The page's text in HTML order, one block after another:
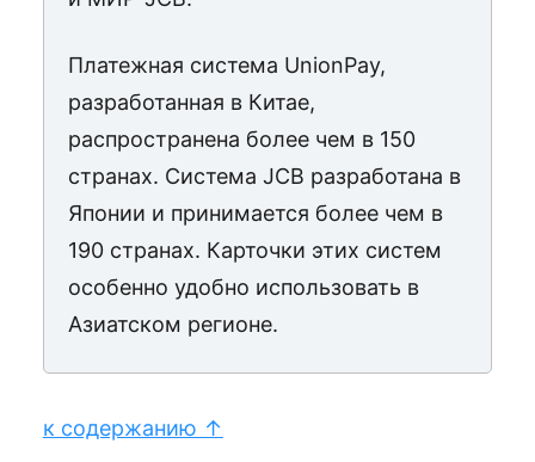
Платежная система UnionPay,
разработанная в Китае,
распространена более чем в 150
странах. Система JCB разработана в
Японии и принимается более чем в
190 странах. Карточки этих систем
особенно удобно использовать в
Азиатском регионе.
к содержанию ↑